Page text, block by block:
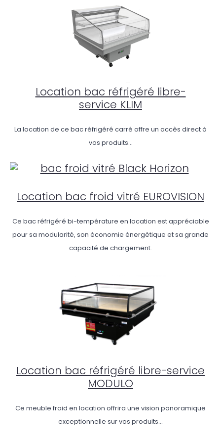
Location bac réfrigéré libre-
service KLIM
La location de ce bac réfrigéré carré offre un accès direct à
vos produits...
Location bac froid vitré EUROVISION
Ce bac réfrigéré bi-température en location est appréciable
pour sa modularité, son économie énergétique et sa grande
capacité de chargement.
Location bac réfrigéré libre-service
MODULO
Ce meuble froid en location offrira une vision panoramique
exceptionnelle sur vos produits...